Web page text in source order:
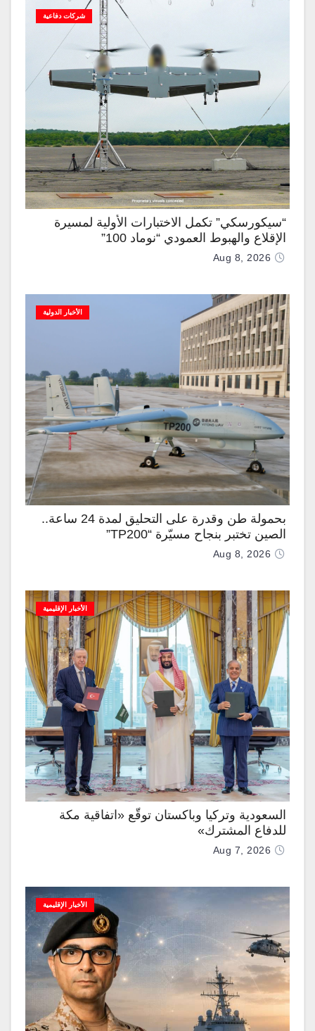
شركات دفاعية
“سيكورسكي” تكمل الاختبارات الأولية لمسيرة
الإقلاع والهبوط العمودي “نوماد 100”
Aug 8, 2026
الأخبار الدولية
بحمولة طن وقدرة على التحليق لمدة 24 ساعة..
الصين تختبر بنجاح مسيّرة “TP200”
Aug 8, 2026
الأخبار الإقليمية
السعودية وتركيا وباكستان توقّع «اتفاقية مكة
للدفاع المشترك»
Aug 7, 2026
الأخبار الإقليمية